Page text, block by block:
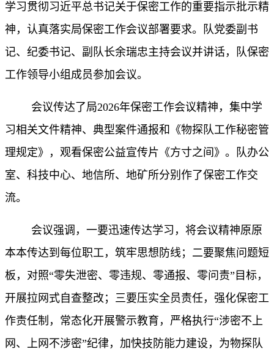
学习贯彻习近平总书记关于保密工作的重要指示批示精
神，认真落实局保密工作会议部署要求。队党委副书
记、纪委书记、副队长余瑞忠主持会议并讲话，队保密
工作领导小组成员参加会议。
会议传达了局2026年保密工作会议精神，集中学
习相关文件精神、典型案件通报和《物探队工作秘密管
理规定》，观看保密公益宣传片《方寸之间》。队办公
室、科技中心、地信所、地矿所分别作了保密工作交
流。
会议强调，一要迅速传达学习，将会议精神原原
本本传达到每位职工，筑牢思想防线；二要聚焦问题短
板，对照“零失泄密、零违规、零通报、零问责”目标，
开展拉网式自查整改；三要压实全员责任，强化保密工
作责任制，常态化开展警示教育，严格执行“涉密不上
网、上网不涉密”纪律，加快技防能力建设，为物探队